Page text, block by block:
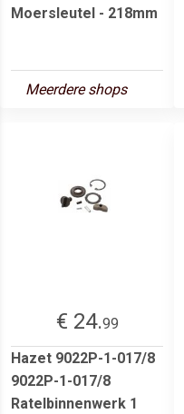
Moersleutel - 218mm
Meerdere shops
€ 24.99
Hazet 9022P-1-017/8
9022P-1-017/8
Ratelbinnenwerk 1